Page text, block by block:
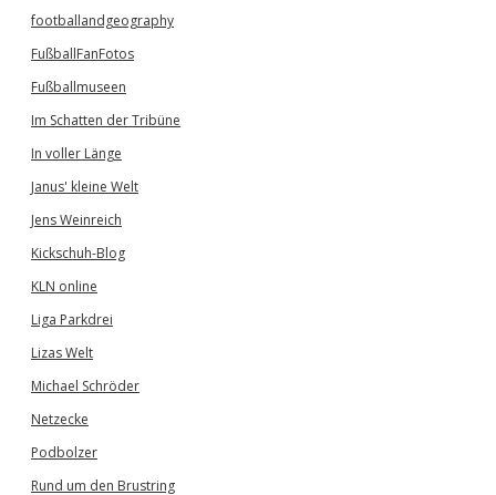
footballandgeography
FußballFanFotos
Fußballmuseen
Im Schatten der Tribüne
In voller Länge
Janus' kleine Welt
Jens Weinreich
Kickschuh-Blog
KLN online
Liga Parkdrei
Lizas Welt
Michael Schröder
Netzecke
Podbolzer
Rund um den Brustring